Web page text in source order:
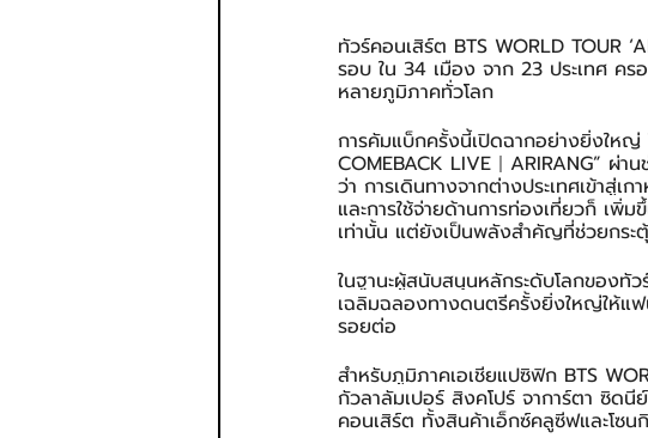
ทัวร์คอนเสิร์ต BTS WORLD TOUR
รอบ ใน 34 เมือง จาก 23 ประเทศ คร
หลายภูมิภาคทั่วโลก
การคัมแบ็กครั้งนี้เปิดฉากอย่างยิ่งใหญ่
COMEBACK LIVE｜ARIRANG” ผ่
ว่า การเดินทางจากต่างประเทศเข้าสู่
และการใช้จ่ายด้านการท่องเที่ยวก็ เพิ่ม
เท่านั้น แต่ยังเป็นพลังสำคัญที่ช่วยกระ
ในฐานะผู้สนับสนุนหลักระดับโลกของทัว
เฉลิมฉลองทางดนตรีครั้งยิ่งใหญ่ให้แฟ
รอยต่อ
สำหรับภูมิภาคเอเชียแปซิฟิก BTS
กัวลาลัมเปอร์ สิงคโปร์ จาการ์ตา ซิดนี
คอนเสิร์ต ทั้งสินค้าเอ็กซ์คลูซีฟและโซ